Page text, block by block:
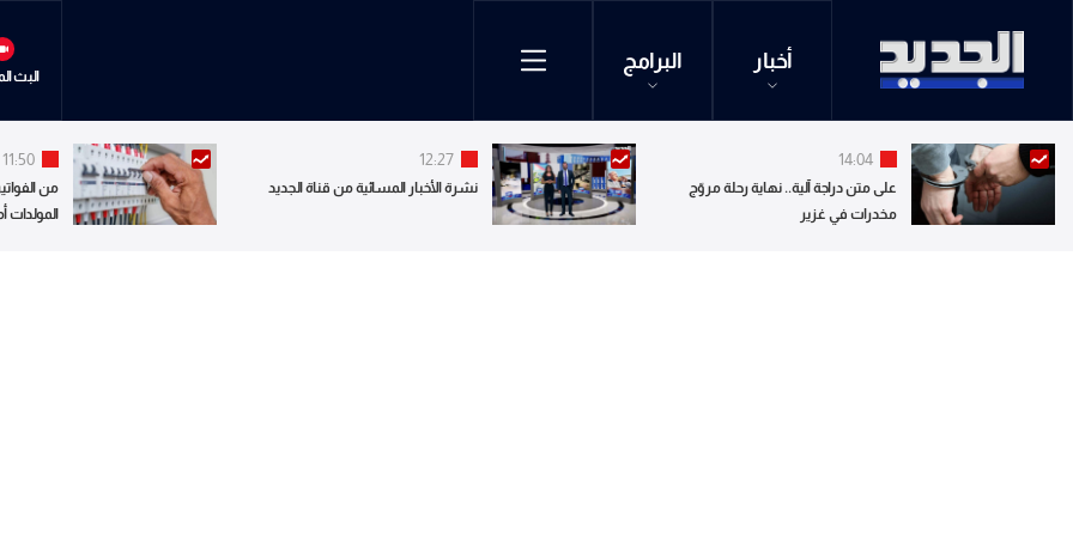
أخبار البرامج
البث
14:04
على متن دراجة آلية.. نهاية رحلة مروّج
مخدرات في غزير
12:27
نشرة الأخبار المسائية من قناة الجديد
11:50
من
المولدات